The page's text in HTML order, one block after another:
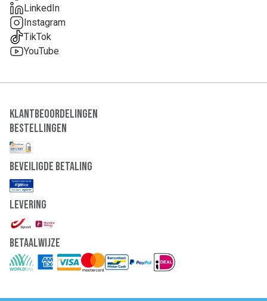
LinkedIn
Instagram
TikTok
YouTube
Klantbeoordelingen
Bestellingen
Beveiligde Betaling
Levering
Betaalwijze